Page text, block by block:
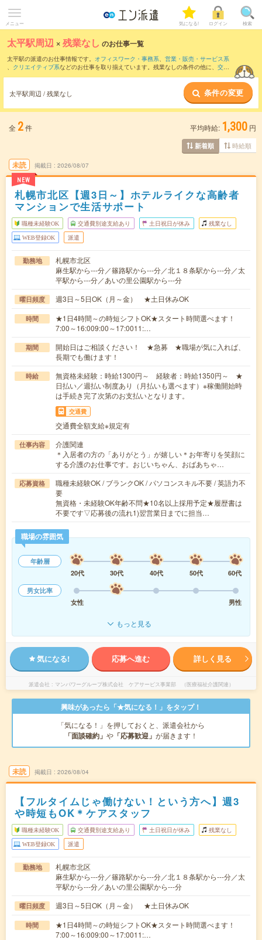
メニュー 気になる! ログイン 検索
太平駅周辺 ×残業なし のお仕事一覧
太平駅の派遣のお仕事情報です。 オフィスワーク・事務系、 営業・販売・サービス系
、 クリエイティブ系などのお仕事を取り揃えています。残業なしの条件の他に、 交通
太平駅周辺 / 残業なし 条件の変更
全 2件 平均時給: 1,300 円
新着順 時給順
未読
NEW
掲載日 2026/08/07
札幌市北区【週3日～】ホテルライクな高齢者
マンションで生活サポート
職種未経験OK 交通費別途支給あり 土日祝日が休み 残業なし
WEB登録OK 派遣
勤務地
札幌市北区
麻生駅から---分／篠路駅から---分／北１８条駅から---分／太
平駅から---分／あいの里公園駅から---分
曜日頻度 週3日～5日OK（月～金） ★土日休みOK
時間
★1日4時間～の時短シフトOK★スタート時間選べます！
7:00～16:009:00～17:0011:…
期間
開始日はご相談ください！ ★急募 ★職場が気に入れば、
長期でも働けます！
時給
無資格未経験：時給1300円～ 経験者：時給1350円～ ★
日払い／週払い制度あり（月払いも選べます）※稼働開始時
は手続き完了次第のお支払いとなります。
交通費
交通費全額支給※規定有
仕事内容
介護関連
＊入居者の方の「ありがとう」が嬉しい＊お年寄りを笑顔に
する介護のお仕事です。おじいちゃん、おばあちゃ…
応募資格
職種未経験OK / ブランクOK / パソコンスキル不要 / 英語力不
要
無資格・未経験OK年齢不問★10名以上採用予定★履歴書は
不要です▽応募後の流れ1)翌営業日までに担当…
職場の雰囲気
年齢層
20代
30代 40代 50代
60代
男女比率
女性
男性
もっと見る
気になる! 応募へ進む 詳しく見る
派遣会社 マンパワーグループ株式会社 ケアサービス事業部 （医療福祉介護関連）
興味があったら「★気になる！」をタップ！
「気になる！」を押しておくと、派遣会社から
「面談確約」 や 「応募歓迎」 が届きます！
未読 掲載日 2026/08/04
【フルタイムじゃ働けない！という方へ】週3
や時短もOK＊ケアスタッフ
職種未経験OK 交通費別途支給あり 土日祝日が休み 残業なし
WEB登録OK 派遣
勤務地
札幌市北区
麻生駅から---分／篠路駅から---分／北１８条駅から---分／太
平駅から---分／あいの里公園駅から---分
曜日頻度 週3日～5日OK（月～金） ★土日休みOK
時間
★1日4時間～の時短シフトOK★スタート時間選べます！
7:00～16:009:00～17:0011:…